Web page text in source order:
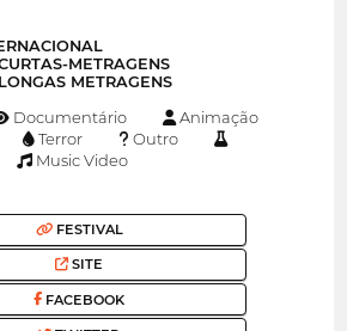
METRAGENS
METRAGENS
Documentário
Animação
Terror
Outro
Music Video
FESTIVAL
SITE
FACEBOOK